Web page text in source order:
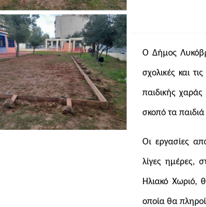
Ο Δήμος
σχολικές και
παιδικής
σκοπό τα
Οι εργασίες
λίγες ημέρες,
Ηλιακό Χωριό,
οποία θα